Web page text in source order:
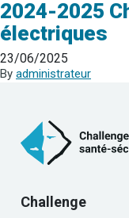
2024-2025
électriques
23/06/2025
By administrateur
Challenge